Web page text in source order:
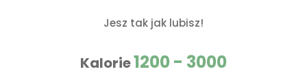
Jesz tak jak lubisz!
Kalorie1200 - 3000